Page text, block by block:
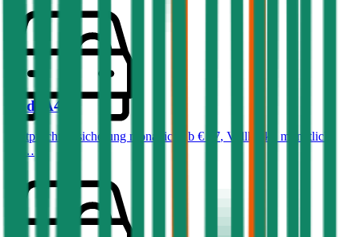
Audi A4
Haftpflichtversicherung monatlich ab € 87, Vollkasko monatlich
ab …